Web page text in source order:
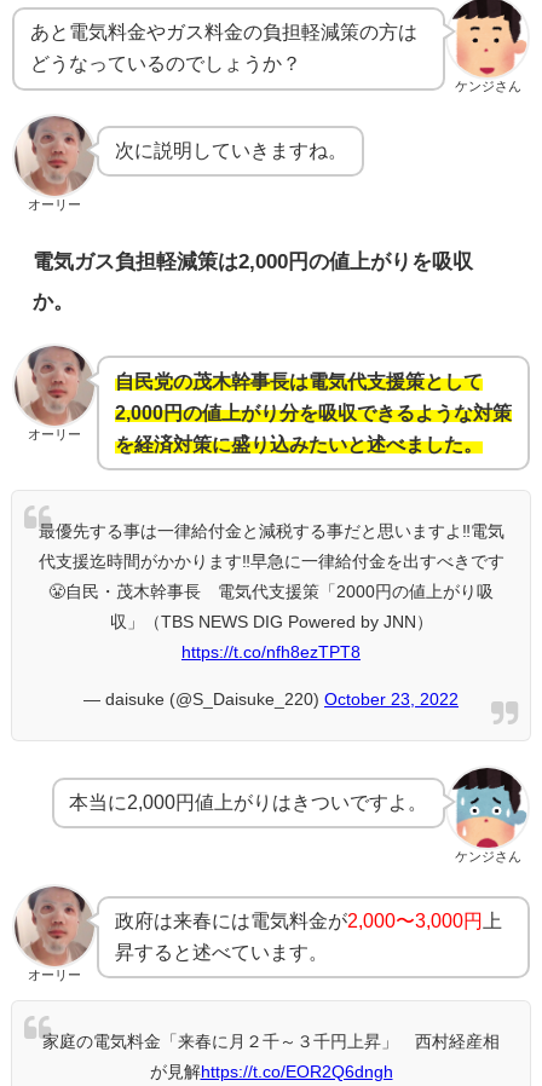
ケンジさん
あと電気料金やガス料金の負担軽減策の方は
どうなっているのでしょうか？
オーリー
次に説明していきますね。
電気ガス負担軽減策は2,000円の値上がりを吸収
か。
オーリー
自民党の茂木幹事長は電気代支援策として
2,000円の値上がり分を吸収できるような対策
を経済対策に盛り込みたいと述べました。
最優先する事は一律給付金と減税する事だと思いますよ‼️電気
代支援迄時間がかかります‼️早急に一律給付金を出すべきです
😤自民・茂木幹事長 電気代支援策「2000円の値上がり吸
収」（TBS NEWS DIG Powered by JNN）
https://t.co/nfh8ezTPT8
— daisuke (@S_Daisuke_220) October 23, 2022
ケンジさん
本当に2,000円値上がりはきついですよ。
オーリー
政府は来春には電気料金が2,000〜3,000円
上
昇すると述べています。
家庭の電気料金「来春に月２千～３千円上昇」 西村経産相
が見解https://t.co/EOR2Q6dngh